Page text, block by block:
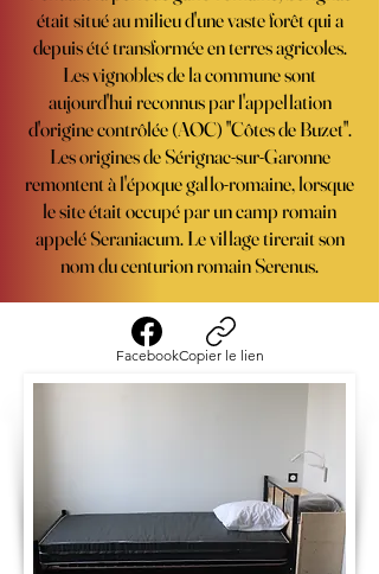
était situé au milieu d'une vaste forêt qui a
depuis été transformée en terres agricoles.
Les vignobles de la commune sont
aujourd'hui reconnus par l'appellation
d'origine contrôlée (AOC) "Côtes de Buzet".
Les origines de Sérignac-sur-Garonne
remontent à l'époque gallo-romaine, lorsque
le site était occupé par un camp romain
appelé Seraniacum. Le village tirerait son
nom du centurion romain Serenus.
FacebookCopier le lien